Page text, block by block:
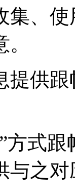
集、
提供
方式
与之